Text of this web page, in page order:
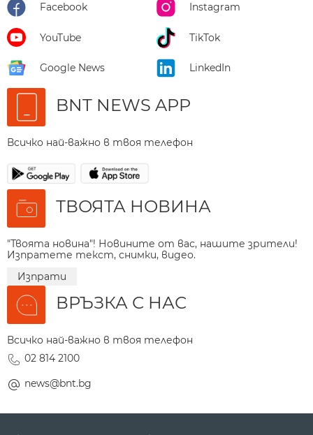
Facebook Instagram
YouTube TikTok
Google News LinkedIn
BNT NEWS APP
Всичко най-важно в твоя телефон
ТВОЯТА НОВИНА
"Твоята новина"! Новините от вас, нашите зрители!
Изпратете текст, снимки, видео.
Изпрати
ВРЪЗКА С НАС
Всичко най-важно в твоя телефон
02 814 2100
news@bnt.bg